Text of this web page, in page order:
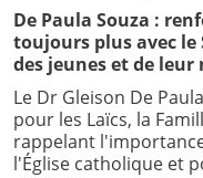
De Paula Souza :
toujours plus avec
des jeunes et de
Le Dr Gleison De
pour les Laïcs, la
rappelant
l'Église catholique et